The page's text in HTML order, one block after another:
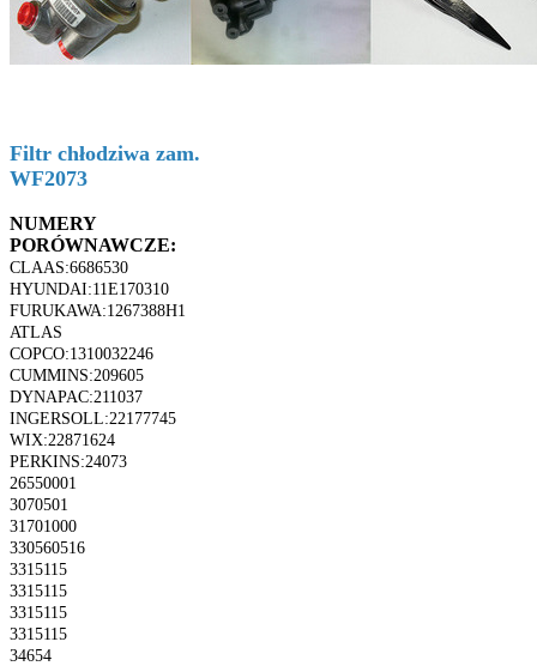
Filtr chłodziwa zam.
WF2073
NUMERY
PORÓWNAWCZE:
CLAAS:6686530
HYUNDAI:11E170310
FURUKAWA:1267388H1
ATLAS
COPCO:1310032246
CUMMINS:209605
DYNAPAC:211037
INGERSOLL:22177745
WIX:22871624
PERKINS:24073
26550001
3070501
31701000
330560516
3315115
3315115
3315115
3315115
34654